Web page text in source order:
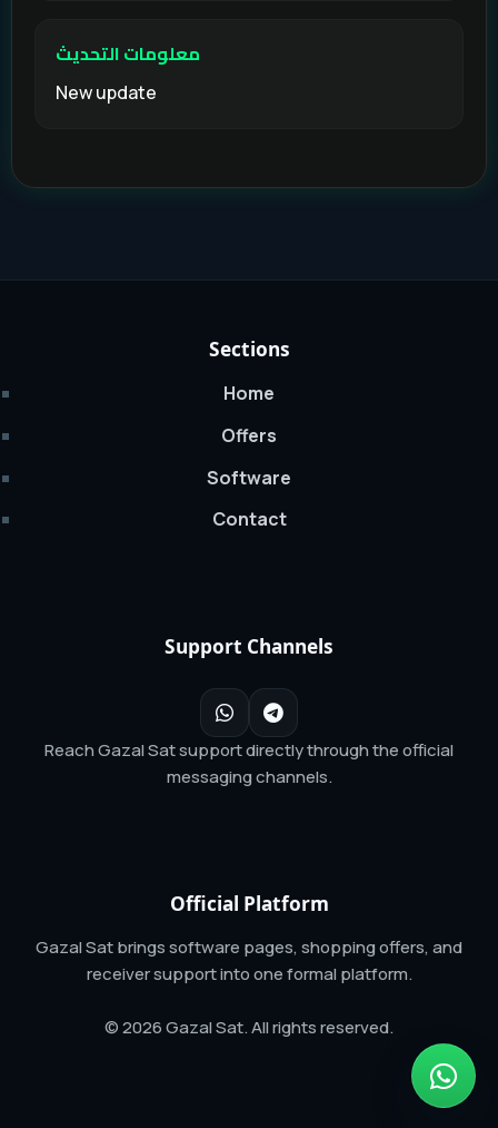
معلومات التحديث
New update
Sections
Home
Offers
Software
Contact
Support Channels
Reach Gazal Sat support directly through the official
messaging channels.
Official Platform
Gazal Sat brings software pages, shopping offers, and
receiver support into one formal platform.
© 2026 Gazal Sat. All rights reserved.